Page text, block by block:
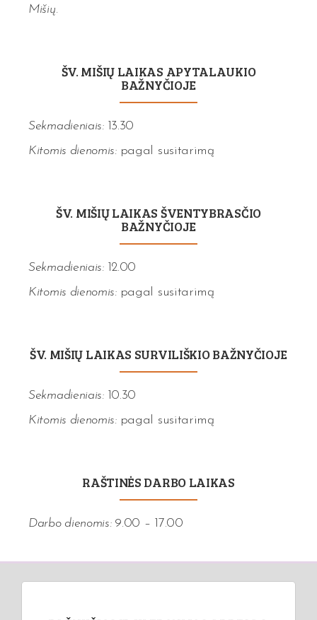
Mišių.
ŠV. MIŠIŲ LAIKAS APYTALAUKIO
BAŽNYČIOJE
Sekmadieniais: 13.30
Kitomis dienomis: pagal susitarimą
ŠV. MIŠIŲ LAIKAS ŠVENTYBRASČIO
BAŽNYČIOJE
Sekmadieniais: 12.00
Kitomis dienomis: pagal susitarimą
ŠV. MIŠIŲ LAIKAS SURVILIŠKIO BAŽNYČIOJE
Sekmadieniais: 10.30
Kitomis dienomis: pagal susitarimą
RAŠTINĖS DARBO LAIKAS
Darbo dienomis: 9.00 – 17.00